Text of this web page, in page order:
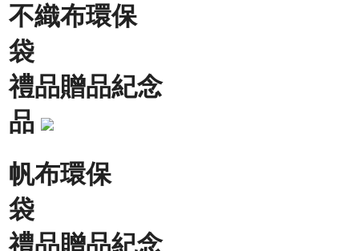
不織布環保
袋
禮品贈品紀念
品
帆布環保
袋
禮品贈品紀念